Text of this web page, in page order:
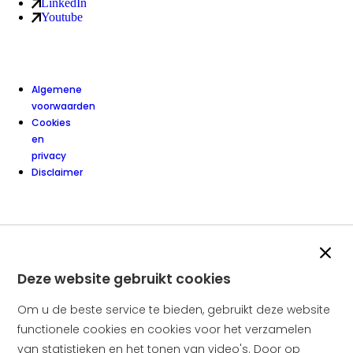
Deze website gebruikt cookies
Om u de beste service te bieden, gebruikt deze website
functionele cookies en cookies voor het verzamelen
van statistieken en het tonen van video's. Door op
LinkedIn
van Amstelring ledenservice (externe link)
Youtube
van Amstelring ledenservice (externe link)
Algemene
voorwaarden
Cookies
en
privacy
Disclaimer